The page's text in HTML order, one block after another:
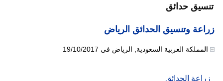
تنسيق حدائق
زراعة وتنسيق الحدائق الرياض
المملكة العربية السعودية الرياض في 19/10/2017
زراعة الحدائق